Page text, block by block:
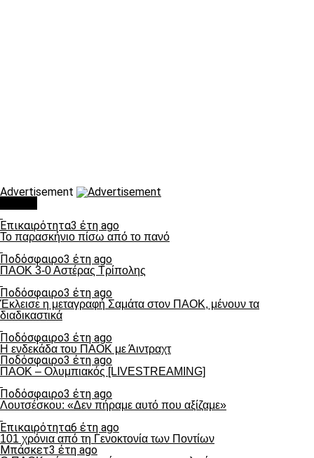
Advertisement
Επικαιρότητα3 έτη ago
Το παρασκήνιο πίσω από το πανό
Ποδόσφαιρο3 έτη ago
ΠΑΟΚ 3-0 Αστέρας Τρίπολης
Ποδόσφαιρο3 έτη ago
Έκλεισε η μεταγραφή Σαμάτα στον ΠΑΟΚ, μένουν τα
διαδικαστικά
Ποδόσφαιρο3 έτη ago
Η ενδεκάδα του ΠΑΟΚ με Άιντραχτ
Ποδόσφαιρο3 έτη ago
ΠΑΟΚ – Ολυμπιακός [LIVESTREAMING]
Ποδόσφαιρο3 έτη ago
Λουτσέσκου: «Δεν πήραμε αυτό που αξίζαμε»
Επικαιρότητα6 έτη ago
101 χρόνια από τη Γενοκτονία των Ποντίων
Μπάσκετ3 έτη ago